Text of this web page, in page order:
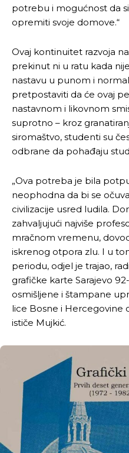
Pusti
odlučili da pustite Vašu
Objavi.ba
[wpuf_form
Pusti
odlučili da pustite Vašu
Objavi.ba
[wpuf_form
potrebu i mogućnost da
opremiti svoje domove.“
Ovaj kontinuitet razvoja
prekinut ni u ratu kada
nastavu u punom i
pretpostaviti da će ovaj
nastavnom i likovnom
suprotno – kroz
siromaštvo, studenti su
odbrane da pohađaju
„Ova potreba je bila
neophodna da bi se
civilizacije usred ludila.
zahvaljujući najviše
mračnom vremenu,
iskrenog otpora zlu. I u
periodu, odjel je trajao,
grafičke karte Sarajevo
osmišljene i štampane
lice Bosne i Hercegovine
ističe Mujkić.